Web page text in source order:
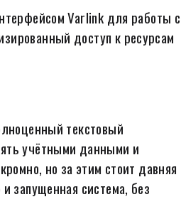
Varlink для работы с
доступ к ресурсам
текстовый
учётными данными и
но за этим стоит давняя
запущенная система, без